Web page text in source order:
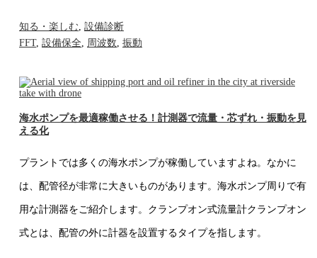
知る・楽しむ 設備診断
FFT, 設備保全 周波数 振動
海水ポンプを最適稼働させる！計測器で流量・芯ずれ・振動を見
える化
プラントでは多くの海水ポンプが稼働していますよね。なかに
は、配管径が非常に大きいものがあります。海水ポンプ周りで有
用な計測器をご紹介します。クランプオン式流量計クランプオン
式とは、配管の外に計器を設置するタイプを指します。